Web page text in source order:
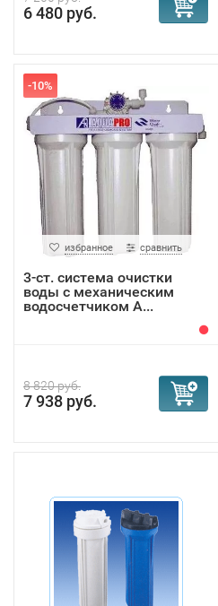
6 480 руб.
-10%
избранное сравнить
3-ст. система очистки
воды с механическим
водосчетчиком A...
8 820 руб.
7 938 руб.